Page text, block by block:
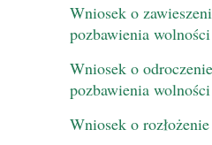
Wniosek o
pozbawienia wolności
Wniosek o
pozbawienia wolności
Wniosek o